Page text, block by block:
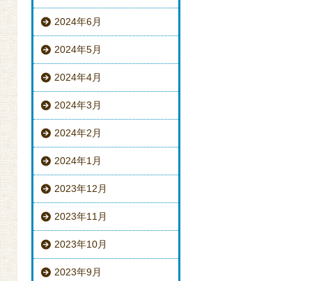
2024年6月
2024年5月
2024年4月
2024年3月
2024年2月
2024年1月
2023年12月
2023年11月
2023年10月
2023年9月